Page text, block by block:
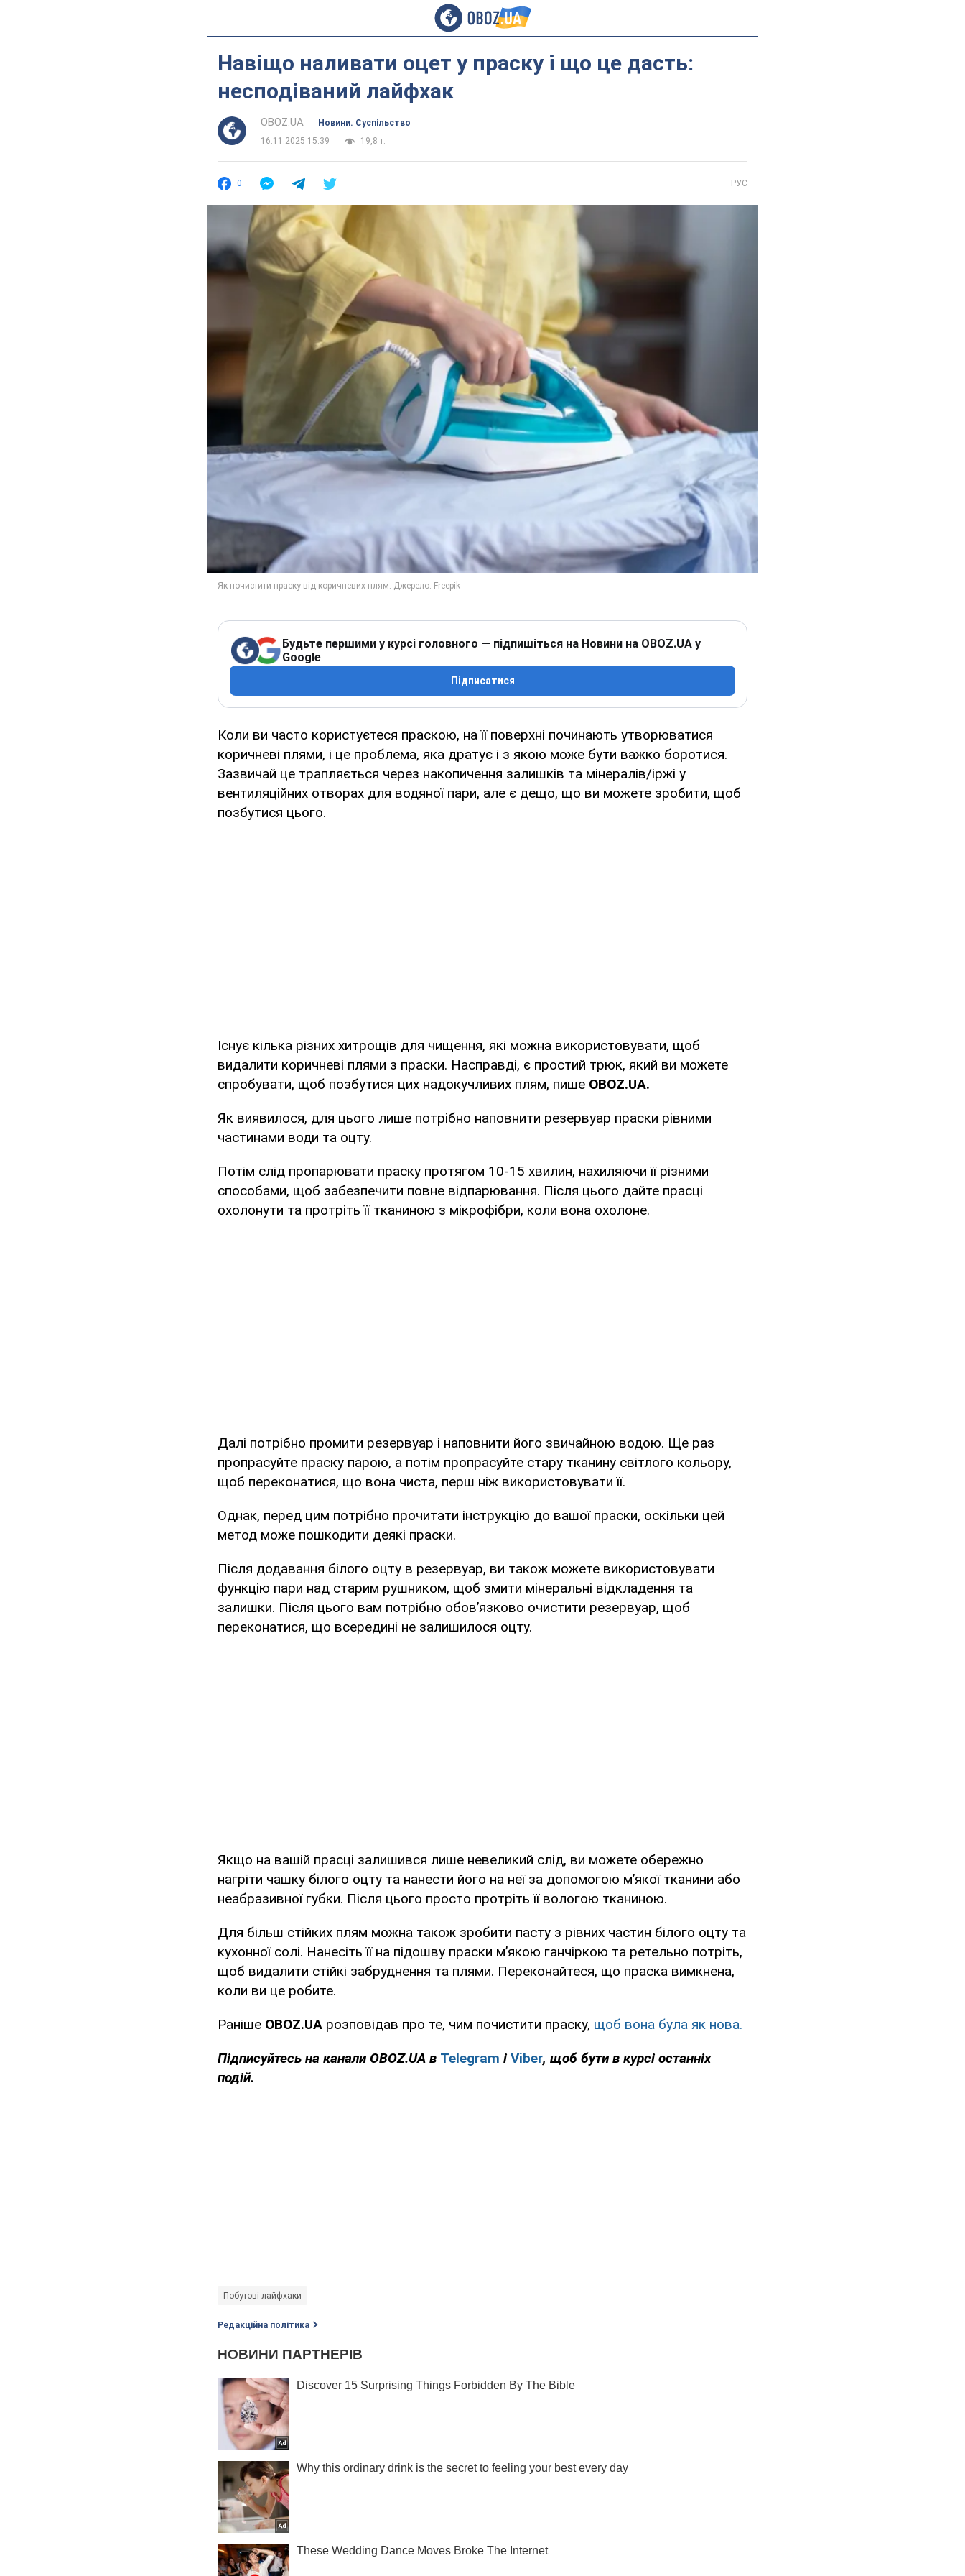
Навіщо наливати оцет у праску і що це дасть:
несподіваний лайфхак
OBOZ.UA
Новини. Суспільство
16.11.2025 15:39
19,8 т.
0 РУС
Будьте першими у курсі головного — підпишіться на Новини на OBOZ.UA у
Google
Підписатися
Коли ви часто користуєтеся праскою, на її поверхні починають утворюватися
коричневі плями, і це проблема, яка дратує і з якою може бути важко боротися.
Зазвичай це трапляється через накопичення залишків та мінералів/іржі у
вентиляційних отворах для водяної пари, але є дещо, що ви можете зробити, щоб
позбутися цього.
Існує кілька різних хитрощів для чищення, які можна використовувати, щоб
видалити коричневі плями з праски. Насправді, є простий трюк, який ви можете
спробувати, щоб позбутися цих надокучливих плям, пише OBOZ.UA.
Як виявилося, для цього лише потрібно наповнити резервуар праски рівними
частинами води та оцту.
Потім слід пропарювати праску протягом 10-15 хвилин, нахиляючи її різними
способами, щоб забезпечити повне відпарювання. Після цього дайте прасці
охолонути та протріть її тканиною з мікрофібри, коли вона охолоне.
Далі потрібно промити резервуар і наповнити його звичайною водою. Ще раз
пропрасуйте праску парою, а потім пропрасуйте стару тканину світлого кольору,
щоб переконатися, що вона чиста, перш ніж використовувати її.
Однак, перед цим потрібно прочитати інструкцію до вашої праски, оскільки цей
метод може пошкодити деякі праски.
Після додавання білого оцту в резервуар, ви також можете використовувати
функцію пари над старим рушником, щоб змити мінеральні відкладення та
залишки. Після цього вам потрібно обов’язково очистити резервуар, щоб
переконатися, що всередині не залишилося оцту.
Якщо на вашій прасці залишився лише невеликий слід, ви можете обережно
нагріти чашку білого оцту та нанести його на неї за допомогою м’якої тканини або
неабразивної губки. Після цього просто протріть її вологою тканиною.
Для більш стійких плям можна також зробити пасту з рівних частин білого оцту та
кухонної солі. Нанесіть її на підошву праски м’якою ганчіркою та ретельно потріть,
щоб видалити стійкі забруднення та плями. Переконайтеся, що праска вимкнена,
коли ви це робите.
Раніше OBOZ.UA розповідав про те, чим почистити праску, щоб вона була як нова.
Підписуйтесь на канали OBOZ.UA в Telegram і Viber, щоб бути в курсі останніх
подій.
Побутові лайфхаки
Редакційна політика